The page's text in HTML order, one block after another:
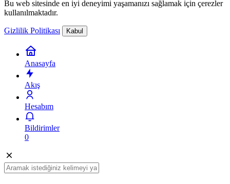
Bu web sitesinde en iyi deneyimi yaşamanızı sağlamak için çerezler
kullanılmaktadır.
Gizlilik Politikası Kabul
Anasayfa
Akış
Hesabım
Bildirimler
0